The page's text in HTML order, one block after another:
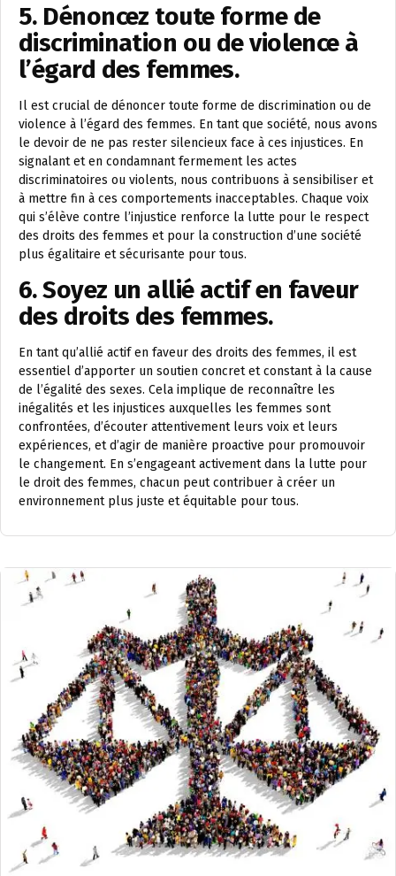
5. Dénoncez toute forme de
discrimination ou de violence à
l’égard des femmes.
Il est crucial de dénoncer toute forme de discrimination ou de
violence à l’égard des femmes. En tant que société, nous avons
le devoir de ne pas rester silencieux face à ces injustices. En
signalant et en condamnant fermement les actes
discriminatoires ou violents, nous contribuons à sensibiliser et
à mettre fin à ces comportements inacceptables. Chaque voix
qui s’élève contre l’injustice renforce la lutte pour le respect
des droits des femmes et pour la construction d’une société
plus égalitaire et sécurisante pour tous.
6. Soyez un allié actif en faveur
des droits des femmes.
En tant qu’allié actif en faveur des droits des femmes, il est
essentiel d’apporter un soutien concret et constant à la cause
de l’égalité des sexes. Cela implique de reconnaître les
inégalités et les injustices auxquelles les femmes sont
confrontées, d’écouter attentivement leurs voix et leurs
expériences, et d’agir de manière proactive pour promouvoir
le changement. En s’engageant activement dans la lutte pour
le droit des femmes, chacun peut contribuer à créer un
environnement plus juste et équitable pour tous.